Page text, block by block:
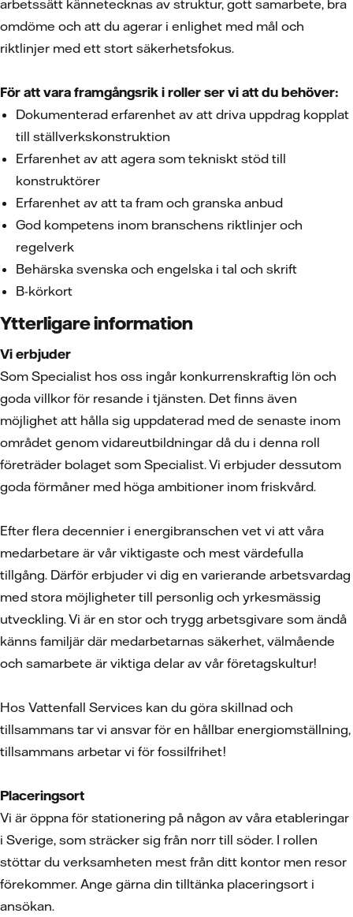
arbetssätt kännetecknas av struktur, gott samarbete, bra
omdöme och att du agerar i enlighet med mål och
riktlinjer med ett stort säkerhetsfokus.
För att vara framgångsrik i roller ser vi att du behöver:
Dokumenterad erfarenhet av att driva uppdrag kopplat
till ställverkskonstruktion
Erfarenhet av att agera som tekniskt stöd till
konstruktörer
Erfarenhet av att ta fram och granska anbud
God kompetens inom branschens riktlinjer och
regelverk
Behärska svenska och engelska i tal och skrift
B-körkort
Ytterligare information
Vi erbjuder
Som Specialist hos oss ingår konkurrenskraftig lön och
goda villkor för resande i tjänsten. Det finns även
möjlighet att hålla sig uppdaterad med de senaste inom
området genom vidareutbildningar då du i denna roll
företräder bolaget som Specialist. Vi erbjuder dessutom
goda förmåner med höga ambitioner inom friskvård.
Efter flera decennier i energibranschen vet vi att våra
medarbetare är vår viktigaste och mest värdefulla
tillgång. Därför erbjuder vi dig en varierande arbetsvardag
med stora möjligheter till personlig och yrkesmässig
utveckling. Vi är en stor och trygg arbetsgivare som ändå
känns familjär där medarbetarnas säkerhet, välmående
och samarbete är viktiga delar av vår företagskultur!
Hos Vattenfall Services kan du göra skillnad och
tillsammans tar vi ansvar för en hållbar energiomställning,
tillsammans arbetar vi för fossilfrihet!
Placeringsort
Vi är öppna för stationering på någon av våra etableringar
i Sverige, som sträcker sig från norr till söder. I rollen
stöttar du verksamheten mest från ditt kontor men resor
förekommer. Ange gärna din tilltänka placeringsort i
ansökan.